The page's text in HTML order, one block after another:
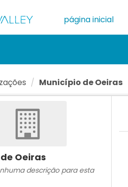
página inicial
Município de Oeiras
Oeiras
descrição para esta